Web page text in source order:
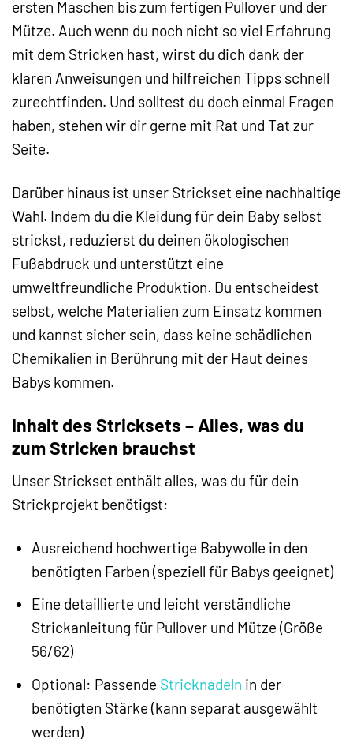
ersten Maschen bis zum fertigen Pullover und der
Mütze. Auch wenn du noch nicht so viel Erfahrung
mit dem Stricken hast, wirst du dich dank der
klaren Anweisungen und hilfreichen Tipps schnell
zurechtfinden. Und solltest du doch einmal Fragen
haben, stehen wir dir gerne mit Rat und Tat zur
Seite.
Darüber hinaus ist unser Strickset eine nachhaltige
Wahl. Indem du die Kleidung für dein Baby selbst
strickst, reduzierst du deinen ökologischen
Fußabdruck und unterstützt eine
umweltfreundliche Produktion. Du entscheidest
selbst, welche Materialien zum Einsatz kommen
und kannst sicher sein, dass keine schädlichen
Chemikalien in Berührung mit der Haut deines
Babys kommen.
Inhalt des Stricksets – Alles, was du
zum Stricken brauchst
Unser Strickset enthält alles, was du für dein
Strickprojekt benötigst:
Ausreichend hochwertige Babywolle in den
benötigten Farben (speziell für Babys geeignet)
Eine detaillierte und leicht verständliche
Strickanleitung für Pullover und Mütze (Größe
56/62)
Optional: Passende Stricknadeln in der
benötigten Stärke (kann separat ausgewählt
werden)